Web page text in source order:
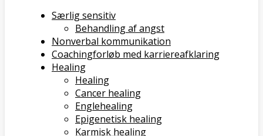
Særlig sensitiv
Behandling af angst
Nonverbal kommunikation
Coachingforløb med karriereafklaring
Healing
Healing
Cancer healing
Englehealing
Epigenetisk healing
Karmisk healing